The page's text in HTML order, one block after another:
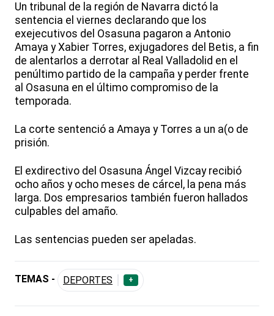
Un tribunal de la región de Navarra dictó la
sentencia el viernes declarando que los
exejecutivos del Osasuna pagaron a Antonio
Amaya y Xabier Torres, exjugadores del Betis, a fin
de alentarlos a derrotar al Real Valladolid en el
penúltimo partido de la campaña y perder frente
al Osasuna en el último compromiso de la
temporada.
La corte sentenció a Amaya y Torres a un a(o de
prisión.
El exdirectivo del Osasuna Ángel Vizcay recibió
ocho años y ocho meses de cárcel, la pena más
larga. Dos empresarios también fueron hallados
culpables del amaño.
Las sentencias pueden ser apeladas.
TEMAS - DEPORTES +